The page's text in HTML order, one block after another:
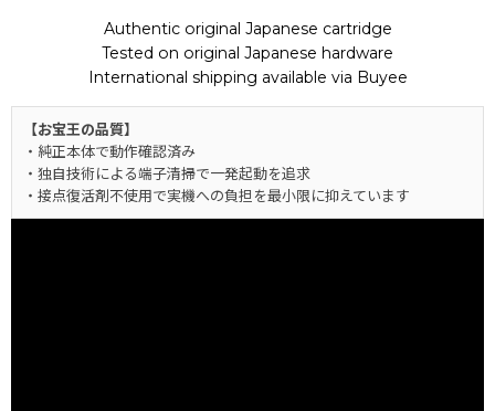
Authentic original Japanese cartridge
Tested on original Japanese hardware
International shipping available via Buyee
【お宝王の品質】
・純正本体で動作確認済み
・独自技術による端子清掃で一発起動を追求
・接点復活剤不使用で実機への負担を最小限に抑えています